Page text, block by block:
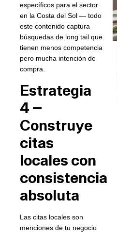
específicos para el sector
en la Costa del Sol — todo
este contenido captura
búsquedas de long tail que
tienen menos competencia
pero mucha intención de
compra.
Estrategia
4 —
Construye
citas
locales con
consistencia
absoluta
Las citas locales son
menciones de tu negocio